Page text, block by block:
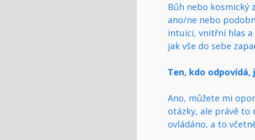
Bůh nebo
ano/ne nebo
intuici, vnitřní hlas
jak vše do sebe
Ten, kdo
Ano, můžete mi
otázky, ale právě
ovládáno, a to